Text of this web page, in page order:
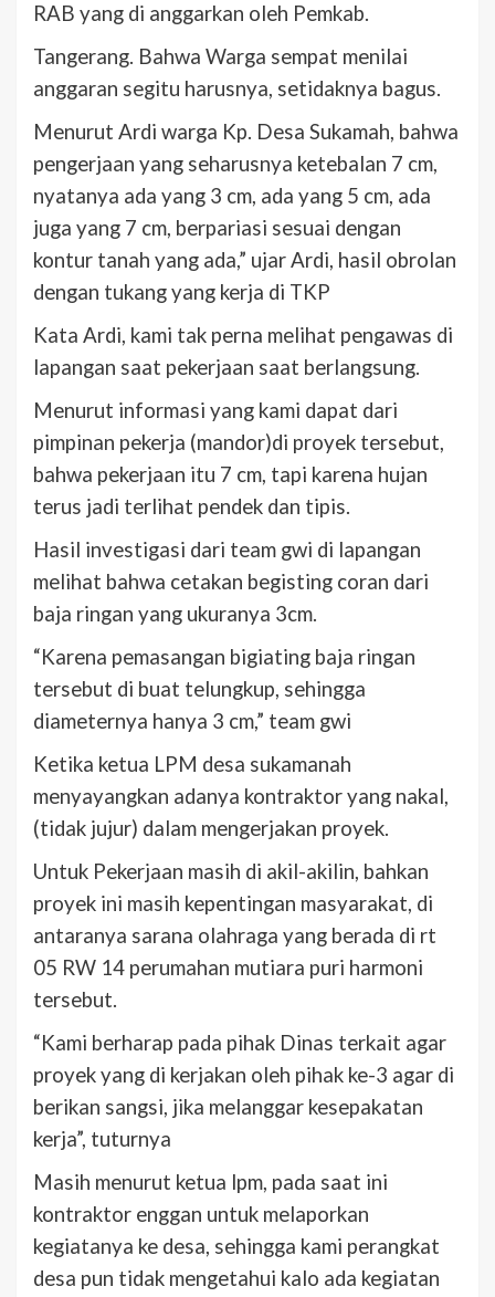
RAB yang di anggarkan oleh Pemkab.
Tangerang. Bahwa Warga sempat menilai
anggaran segitu harusnya, setidaknya bagus.
Menurut Ardi warga Kp. Desa Sukamah, bahwa
pengerjaan yang seharusnya ketebalan 7 cm,
nyatanya ada yang 3 cm, ada yang 5 cm, ada
juga yang 7 cm, berpariasi sesuai dengan
kontur tanah yang ada,” ujar Ardi, hasil obrolan
dengan tukang yang kerja di TKP
Kata Ardi, kami tak perna melihat pengawas di
lapangan saat pekerjaan saat berlangsung.
Menurut informasi yang kami dapat dari
pimpinan pekerja (mandor)di proyek tersebut,
bahwa pekerjaan itu 7 cm, tapi karena hujan
terus jadi terlihat pendek dan tipis.
Hasil investigasi dari team gwi di lapangan
melihat bahwa cetakan begisting coran dari
baja ringan yang ukuranya 3cm.
“Karena pemasangan bigiating baja ringan
tersebut di buat telungkup, sehingga
diameternya hanya 3 cm,” team gwi
Ketika ketua LPM desa sukamanah
menyayangkan adanya kontraktor yang nakal,
(tidak jujur) dalam mengerjakan proyek.
Untuk Pekerjaan masih di akil-akilin, bahkan
proyek ini masih kepentingan masyarakat, di
antaranya sarana olahraga yang berada di rt
05 RW 14 perumahan mutiara puri harmoni
tersebut.
“Kami berharap pada pihak Dinas terkait agar
proyek yang di kerjakan oleh pihak ke-3 agar di
berikan sangsi, jika melanggar kesepakatan
kerja”, tuturnya
Masih menurut ketua lpm, pada saat ini
kontraktor enggan untuk melaporkan
kegiatanya ke desa, sehingga kami perangkat
desa pun tidak mengetahui kalo ada kegiatan